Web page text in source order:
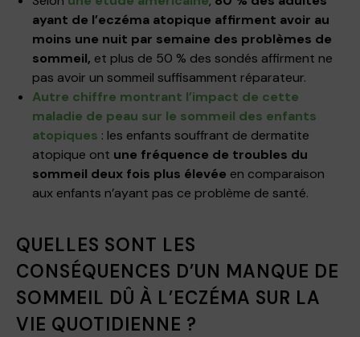
ayant de l’eczéma atopique affirment avoir au
moins une nuit par semaine des problèmes de
sommeil, et plus de 50 % des sondés affirment ne
pas avoir un sommeil suffisamment réparateur.
Autre chiffre montrant l’impact de cette
maladie de peau sur le sommeil des enfants
atopiques : les enfants souffrant de dermatite
atopique ont une fréquence de troubles du
sommeil deux fois plus élevée en comparaison
aux enfants n’ayant pas ce problème de santé.
QUELLES SONT LES
CONSÉQUENCES D’UN MANQUE DE
SOMMEIL DÛ À L’ECZÉMA SUR LA
VIE QUOTIDIENNE ?